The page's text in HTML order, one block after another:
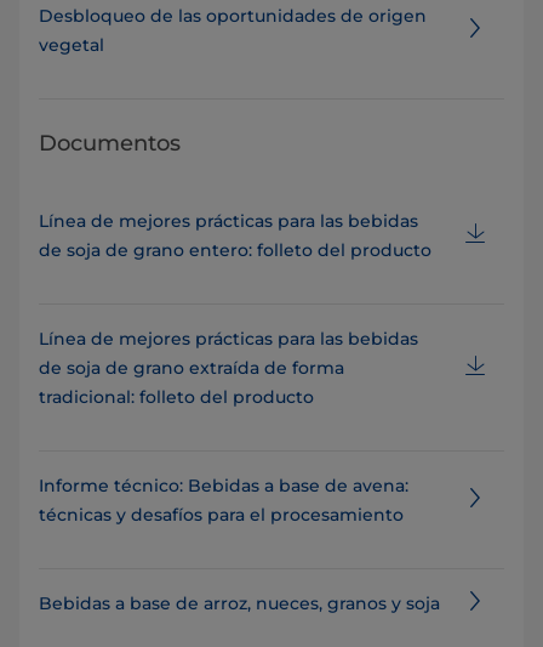
Desbloqueo de las oportunidades de origen
vegetal
Documentos
Línea de mejores prácticas para las bebidas
de soja de grano entero: folleto del producto
Línea de mejores prácticas para las bebidas
de soja de grano extraída de forma
tradicional: folleto del producto
Informe técnico: Bebidas a base de avena:
técnicas y desafíos para el procesamiento
Bebidas a base de arroz, nueces, granos y soja